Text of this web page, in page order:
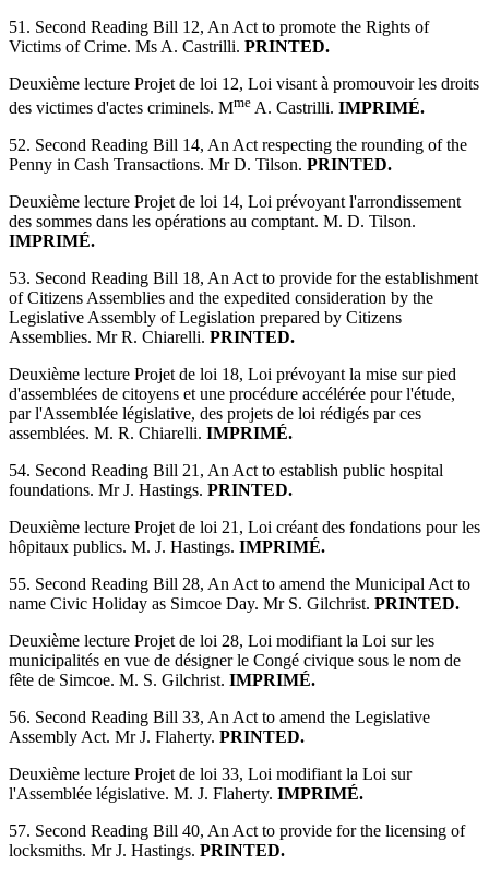
51. Second Reading Bill 12, An Act to promote the Rights of
Victims of Crime. Ms A. Castrilli. PRINTED.
Deuxième lecture Projet de loi 12, Loi visant à promouvoir les droits
des victimes d'actes criminels. Mme A. Castrilli. IMPRIMÉ.
52. Second Reading Bill 14, An Act respecting the rounding of the
Penny in Cash Transactions. Mr D. Tilson. PRINTED.
Deuxième lecture Projet de loi 14, Loi prévoyant l'arrondissement
des sommes dans les opérations au comptant. M. D. Tilson.
IMPRIMÉ.
53. Second Reading Bill 18, An Act to provide for the establishment
of Citizens Assemblies and the expedited consideration by the
Legislative Assembly of Legislation prepared by Citizens
Assemblies. Mr R. Chiarelli. PRINTED.
Deuxième lecture Projet de loi 18, Loi prévoyant la mise sur pied
d'assemblées de citoyens et une procédure accélérée pour l'étude,
par l'Assemblée législative, des projets de loi rédigés par ces
assemblées. M. R. Chiarelli. IMPRIMÉ.
54. Second Reading Bill 21, An Act to establish public hospital
foundations. Mr J. Hastings. PRINTED.
Deuxième lecture Projet de loi 21, Loi créant des fondations pour les
hôpitaux publics. M. J. Hastings. IMPRIMÉ.
55. Second Reading Bill 28, An Act to amend the Municipal Act to
name Civic Holiday as Simcoe Day. Mr S. Gilchrist. PRINTED.
Deuxième lecture Projet de loi 28, Loi modifiant la Loi sur les
municipalités en vue de désigner le Congé civique sous le nom de
fête de Simcoe. M. S. Gilchrist. IMPRIMÉ.
56. Second Reading Bill 33, An Act to amend the Legislative
Assembly Act. Mr J. Flaherty. PRINTED.
Deuxième lecture Projet de loi 33, Loi modifiant la Loi sur
l'Assemblée législative. M. J. Flaherty. IMPRIMÉ.
57. Second Reading Bill 40, An Act to provide for the licensing of
locksmiths. Mr J. Hastings. PRINTED.